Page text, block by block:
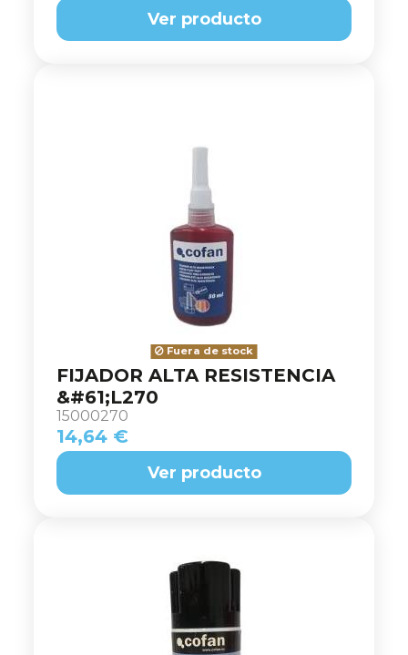
Ver producto
Fuera de stock
FIJADOR ALTA RESISTENCIA
&#61;L270
15000270
14,64 €
Ver producto